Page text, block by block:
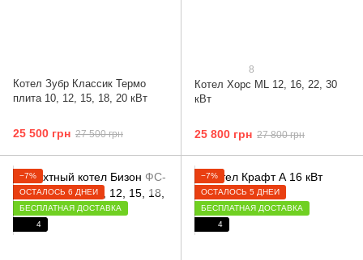
Котел Зубр Классик Термо
плита 10, 12, 15, 18, 20 кВт
25 500 грн 27 500 грн
8
Котел Хорс ML 12, 16, 22, 30
кВт
25 800 грн 27 800 грн
−7%
ОСТАЛОСЬ 6 ДНЕЙ
БЕСПЛАТНАЯ ДОСТАВКА
4
−7%
ОСТАЛОСЬ 5 ДНЕЙ
БЕСПЛАТНАЯ ДОСТАВКА
4